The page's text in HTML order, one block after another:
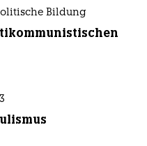
Bildung